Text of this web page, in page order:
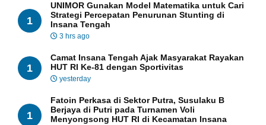
1
UNIMOR Gunakan Model Matematika untuk Cari
Strategi Percepatan Penurunan Stunting di
Insana Tengah
3 hrs ago
1
Camat Insana Tengah Ajak Masyarakat Rayakan
HUT RI Ke-81 dengan Sportivitas
yesterday
1
Fatoin Perkasa di Sektor Putra, Susulaku B
Berjaya di Putri pada Turnamen Voli
Menyongsong HUT RI di Kecamatan Insana